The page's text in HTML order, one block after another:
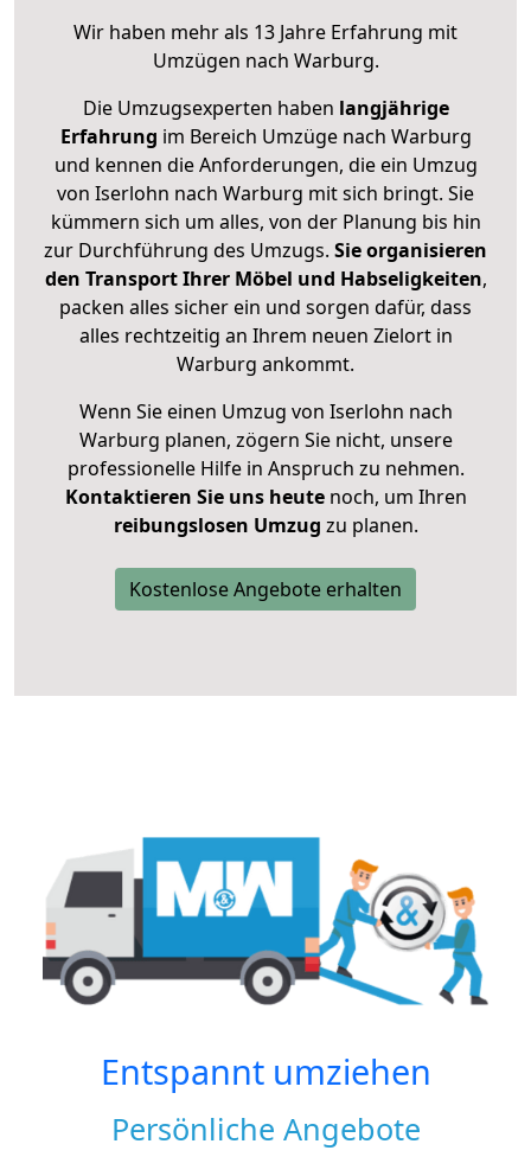
Wir haben mehr als 13 Jahre Erfahrung mit
Umzügen nach Warburg.
Die Umzugsexperten haben langjährige
Erfahrung im Bereich Umzüge nach Warburg
und kennen die Anforderungen, die ein Umzug
von Iserlohn nach Warburg mit sich bringt. Sie
kümmern sich um alles, von der Planung bis hin
zur Durchführung des Umzugs. Sie organisieren
den Transport Ihrer Möbel und Habseligkeiten,
packen alles sicher ein und sorgen dafür, dass
alles rechtzeitig an Ihrem neuen Zielort in
Warburg ankommt.
Wenn Sie einen Umzug von Iserlohn nach
Warburg planen, zögern Sie nicht, unsere
professionelle Hilfe in Anspruch zu nehmen.
Kontaktieren Sie uns heutenoch, um Ihren
reibungslosen Umzug zu planen.
Kostenlose Angebote erhalten
Entspannt umziehen
Persönliche Angebote